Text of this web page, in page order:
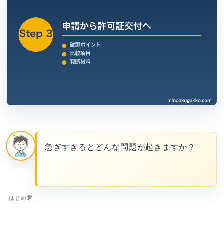
はじめ君
急ぎすぎるとどんな問題が起きますか？